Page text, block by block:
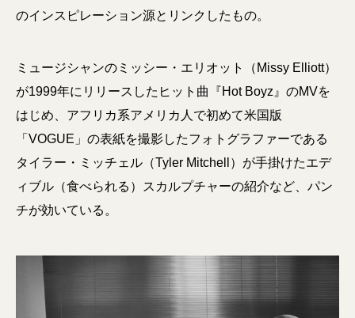
のインスピレーション源とリンクしたもの。
ミュージシャンのミッシー・エリオット（Missy Elliott）
が1999年にリリースしたヒット曲『Hot Boyz』のMVを
はじめ、アフリカ系アメリカ人で初めて米国版
「VOGUE」の表紙を撮影したフォトグラファーである
タイラー・ミッチェル（Tyler Mitchell）が手掛けたエデ
ィブル（食べられる）スカルプチャーの紹介など、パン
チが効いている。